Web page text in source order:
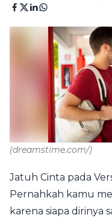
(dreamstime.com/)
Jatuh Cinta pada
Pernahkah kamu
karena siapa dirinya